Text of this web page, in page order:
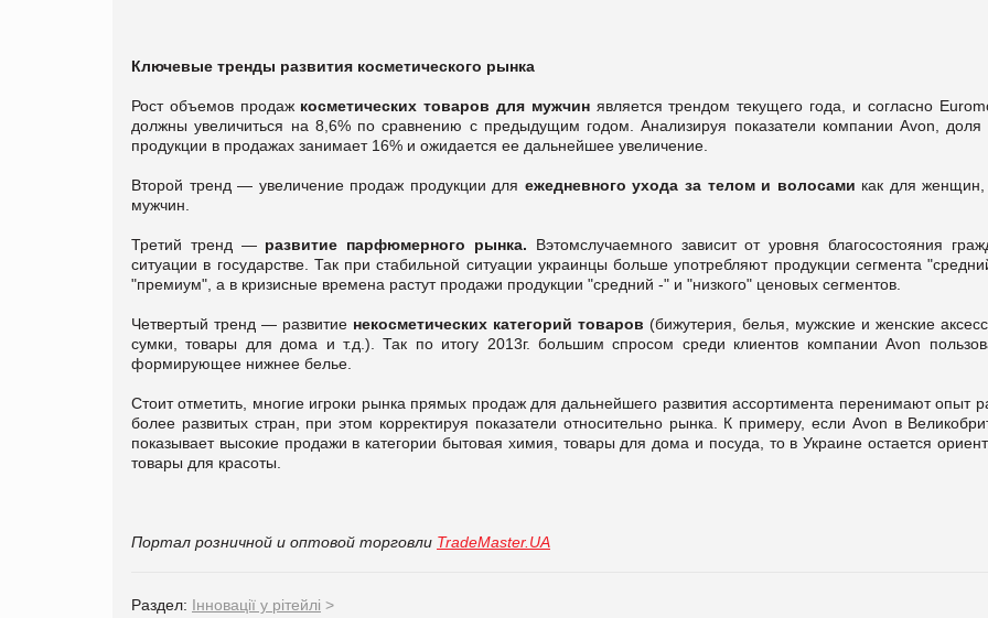
Ключевые тренды развития косметического рынка
Рост объемов продаж косметических товаров для мужчинявляется трендом текущего года, и согласно
должны увеличиться на 8,6% по сравнению с предыдущим годом. Анализируя показатели компании Avon, доля
продукции в продажах занимает 16% и ожидается ее дальнейшее увеличение.
Второй тренд — увеличение продаж продукции для ежедневного ухода за телом и волосами как для женщин,
мужчин.
Третий тренд — развитие парфюмерного рынка. Вэтомслучаемного зависит от уровня благосостояния
ситуации в государстве. Так при стабильной ситуации украинцы больше употребляют продукции сегмента
"премиум", а в кризисные времена растут продажи продукции "средний -" и "низкого" ценовых сегментов.
Четвертый тренд — развитие некосметических категорий товаров (бижутерия, белья, мужские и женские
сумки, товары для дома и т.д.). Так по итогу 2013г. большим спросом среди клиентов компании Avon
формирующее нижнее белье.
Стоит отметить, многие игроки рынка прямых продаж для дальнейшего развития ассортимента перенимают опыт
более развитых стран, при этом корректируя показатели относительно рынка. К примеру, если Avon в
показывает высокие продажи в категории бытовая химия, товары для дома и посуда, то в Украине остается
товары для красоты.
Портал розничной и оптовой торговли TradeMaster.UA
Раздел: Інновації у рітейлі >